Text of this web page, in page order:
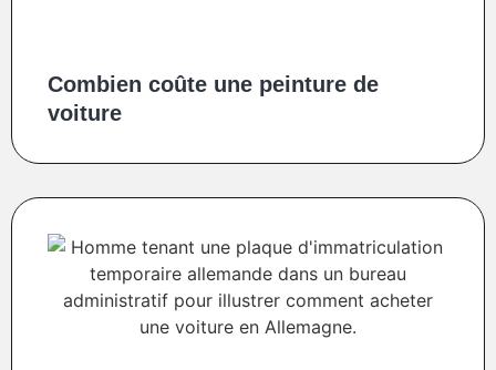
Combien coûte une peinture de
voiture